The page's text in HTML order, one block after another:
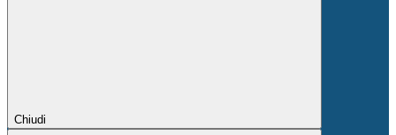
Chiudi